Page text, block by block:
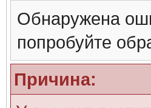
Обнаружена
попробуйте
Причина: